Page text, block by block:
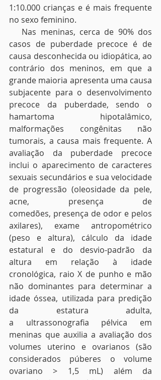
1:10.000 crianças e é mais frequente
no sexo feminino.
Nas meninas, cerca de 90% dos
casos de puberdade precoce é de
causa desconhecida ou idiopática, ao
contrário dos meninos, em que a
grande maioria apresenta uma causa
subjacente para o desenvolvimento
precoce da puberdade, sendo o
hamartoma hipotalâmico,
malformações congênitas não
tumorais, a causa mais frequente. A
avaliação da puberdade precoce
inclui o aparecimento de caracteres
sexuais secundários e sua velocidade
de progressão (oleosidade da pele,
acne, presença de
comedões, presença de odor e pelos
axilares), exame antropométrico
(peso e altura), cálculo da idade
estatural e do desvio-padrão da
altura em relação à idade
cronológica, raio X de punho e mão
não dominantes para determinar a
idade óssea, utilizada para predição
da estatura adulta,
a ultrassonografia pélvica em
meninas que auxilia a avaliação dos
volumes uterino e ovarianos (são
considerados púberes o volume
ovariano > 1,5 mL) além da